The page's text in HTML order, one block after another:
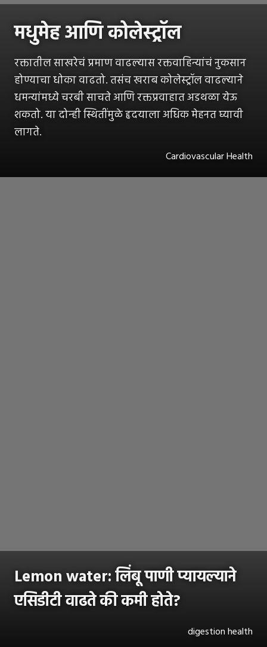
मधुमेह आणि कोलेस्ट्रॉल
रक्तातील साखरेचं प्रमाण वाढल्यास रक्तवाहिन्यांचं नुकसान
होण्याचा धोका वाढतो. तसंच खराब कोलेस्ट्रॉल वाढल्याने
धमन्यांमध्ये चरबी साचते आणि रक्तप्रवाहात अडथळा येऊ
शकतो. या दोन्ही स्थितींमुळे हृदयाला अधिक मेहनत घ्यावी
लागते.
Cardiovascular Health
Lemon water: लिंबू पाणी प्यायल्याने
एसिडीटी वाढते की कमी होते?
digestion health